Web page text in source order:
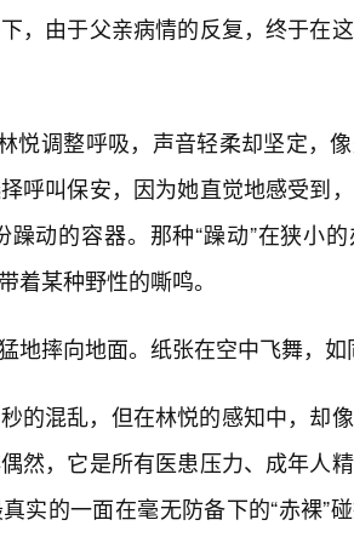
，由于父亲病情的反复，终于在
悦调整呼吸，声音轻柔却坚定，
呼叫保安，因为她直觉地感受到
动的容器。那种“躁动”在狭小
着某种野性的嘶鸣。
地摔向地面。纸张在空中飞舞，如
的混乱，但在林悦的感知中，却
然，它是所有医患压力、成年人
实的一面在毫无防备下的“赤裸”